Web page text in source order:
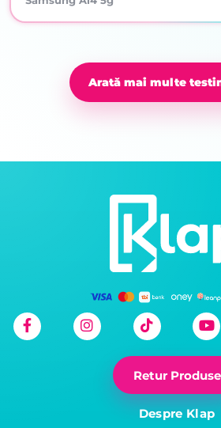
Arată mai multe
Retur Produse
Despre Klap